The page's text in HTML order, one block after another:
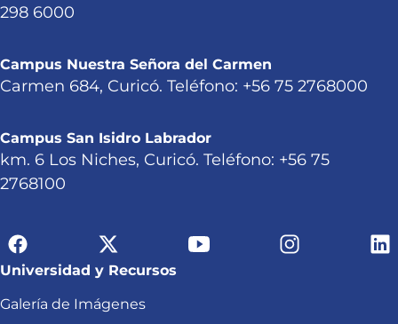
298 6000
Campus Nuestra Señora del Carmen
Carmen 684, Curicó. Teléfono: +56 75 2768000
Campus San Isidro Labrador
km. 6 Los Niches, Curicó. Teléfono: +56 75
2768100
Universidad y Recursos
Galería de Imágenes